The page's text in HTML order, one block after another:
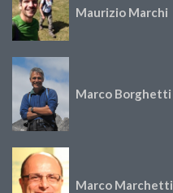
Maurizio Marchi
Marco Borghetti
Marco Marchetti